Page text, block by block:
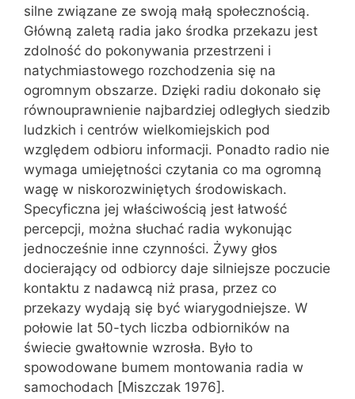
silne związane ze swoją małą społecznością.
Główną zaletą radia jako środka przekazu jest
zdolność do pokonywania przestrzeni i
natychmiastowego rozchodzenia się na
ogromnym obszarze. Dzięki radiu dokonało się
równouprawnienie najbardziej odległych siedzib
ludzkich i centrów wielkomiejskich pod
względem odbioru informacji. Ponadto radio nie
wymaga umiejętności czytania co ma ogromną
wagę w niskorozwiniętych środowiskach.
Specyficzna jej właściwością jest łatwość
percepcji, można słuchać radia wykonując
jednocześnie inne czynności. Żywy głos
docierający od odbiorcy daje silniejsze poczucie
kontaktu z nadawcą niż prasa, przez co
przekazy wydają się być wiarygodniejsze. W
połowie lat 50-tych liczba odbiorników na
świecie gwałtownie wzrosła. Było to
spowodowane bumem montowania radia w
samochodach [Miszczak 1976].